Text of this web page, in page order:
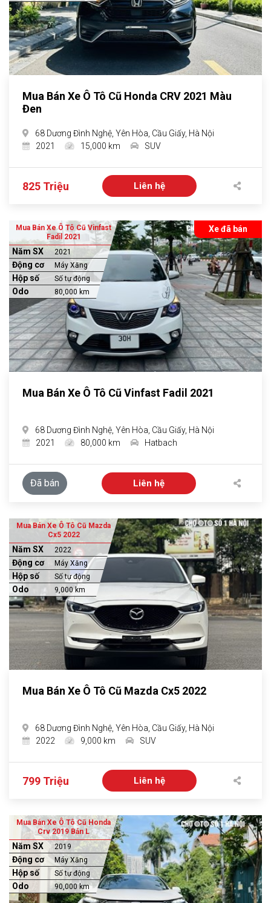
Mua Bán Xe Ô Tô Cũ Honda CRV 2021 Màu
Đen
68 Dương Đình Nghệ, Yên Hòa, Cầu Giấy, Hà Nội
2021
15,000 km SUV
825 Triệu Liên hệ
Xe đã bán
Mua Bán Xe Ô Tô Cũ Vinfast
Fadil 2021
Năm SX 2021
Động cơ Máy Xăng
Hộp số Số tự động
Odo 80,000 km
Mua Bán Xe Ô Tô Cũ Vinfast Fadil 2021
68 Dương Đình Nghệ, Yên Hòa, Cầu Giấy, Hà Nội
2021
80,000 km Hatbach
Đã bán Liên hệ
Mua Bán Xe Ô Tô Cũ Mazda
Cx5 2022
Năm SX 2022
Động cơ Máy Xăng
Hộp số Số tự động
Odo 9,000 km
Mua Bán Xe Ô Tô Cũ Mazda Cx5 2022
68 Dương Đình Nghệ, Yên Hòa, Cầu Giấy, Hà Nội
2022
9,000 km SUV
799 Triệu Liên hệ
Mua Bán Xe Ô Tô Cũ Honda
Crv 2019 Bản L
Năm SX 2019
Động cơ Máy Xăng
Hộp số Số tự động
Odo 90,000 km